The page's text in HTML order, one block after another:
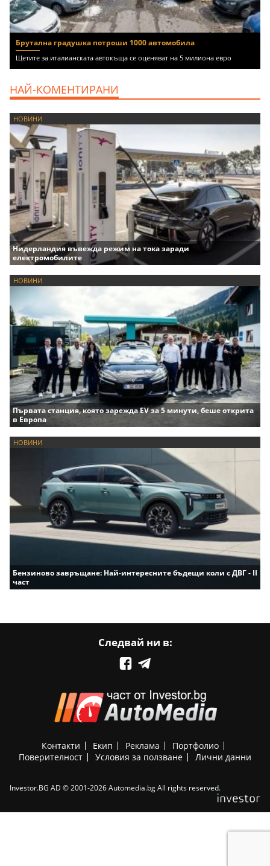
Брутална градушка потроши 1000 автомобила
Щетите за италианската автокъща се оценяват на 5 милиона евро
НАЙ-КОМЕНТИРАНИ
НОВИНИ
Нидерландия въвежда режим на тока заради
електромобилите
НОВИНИ
Първата станция, която зарежда EV за 5 минути, беше открита
в Европа
НОВИНИ
Бензиново завръщане: Най-интересните бъдещи коли с ДВГ - II
част
Следвай ни в:
Контакти Екип Реклама
Портфолио
Поверителност
Условия за ползване Лични данни
Investor.BG AD © 2001-2026 Automedia.bg All rights reserved.